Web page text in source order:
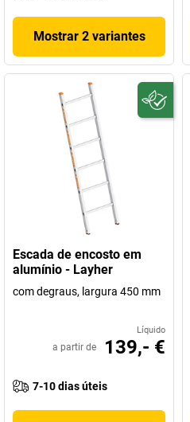
Mostrar 2 variantes
Escada de encosto em
alumínio - Layher
com degraus, largura 450 mm
Líquido
a partir de 139,- €
7-10 dias úteis